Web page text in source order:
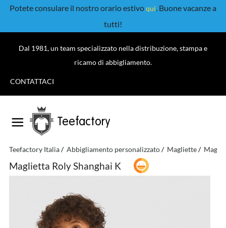
Potete consulare il nostro orario estivoqui. Buone vacanze a
tutti!
Dal 1981, un team specializzato nella distribuzione, stampa e
ricamo di abbigliamento.
CONTATTACI
Teefactory
Teefactory Italia Abbigliamento personalizzato Magliette
Maglietta Roly Shanghai K